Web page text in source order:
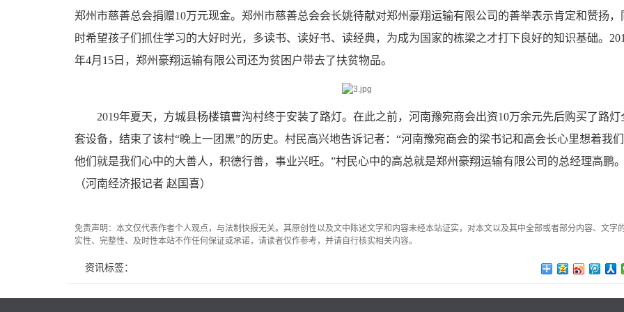
郑州市慈善总会捐赠10万元现金。郑州市慈善总会会长姚待献对郑州豪翔运输有限公司的善举表示肯定和赞扬，
时希望孩子们抓住学习的大好时光，多读书、读好书、读经典，为成为国家的栋梁之才打下良好的知识基础。
年4月15日，郑州豪翔运输有限公司还为贫困户带去了扶贫物品。
2019年夏天，方城县杨楼镇曹沟村终于安装了路灯。在此之前，河南豫宛商会出资10万余元先后购买了路灯
套设备，结束了该村“晚上一团黑”的历史。村民高兴地告诉记者：“河南豫宛商会的梁书记和高会长心里想着我们
他们就是我们心中的大善人，积德行善，事业兴旺。”村民心中的高总就是郑州豪翔运输有限公司的总经理高鹏。
（河南经济报记者 赵国喜）
免责声明：本文仅代表作者个人观点，与法制快报无关。其原创性以及文中陈述文字和内容未经本站证实，对本文以及其中全部或者部分内容、文字
实性、完整性、及时性本站不作任何保证或承诺，请读者仅作参考，并请自行核实相关内容。
资讯标签：